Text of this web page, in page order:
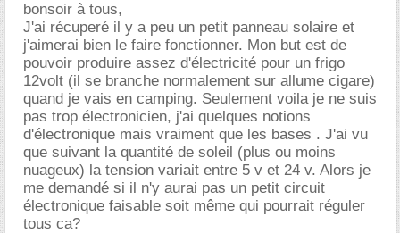
bonsoir à tous,
J'ai récuperé il y a peu un petit panneau solaire et
j'aimerai bien le faire fonctionner. Mon but est de
pouvoir produire assez d'électricité pour un frigo
12volt (il se branche normalement sur allume cigare)
quand je vais en camping. Seulement voila je ne suis
pas trop électronicien, j'ai quelques notions
d'électronique mais vraiment que les bases . J'ai vu
que suivant la quantité de soleil (plus ou moins
nuageux) la tension variait entre 5 v et 24 v. Alors je
me demandé si il n'y aurai pas un petit circuit
électronique faisable soit même qui pourrait réguler
tous ca?